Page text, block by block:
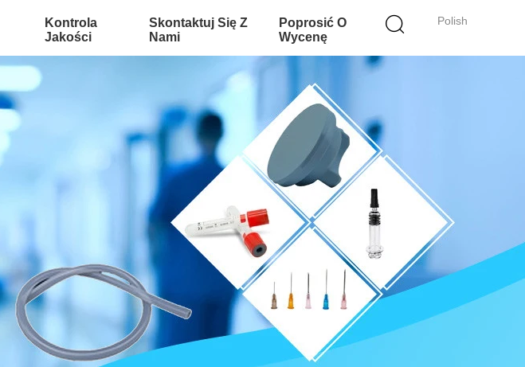
Polish
Kontrola
Jakości
Skontaktuj Się Z
Nami
Poprosić O
Wycenę